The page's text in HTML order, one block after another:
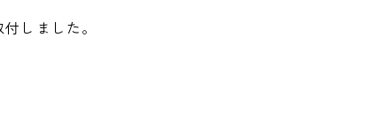
しました。